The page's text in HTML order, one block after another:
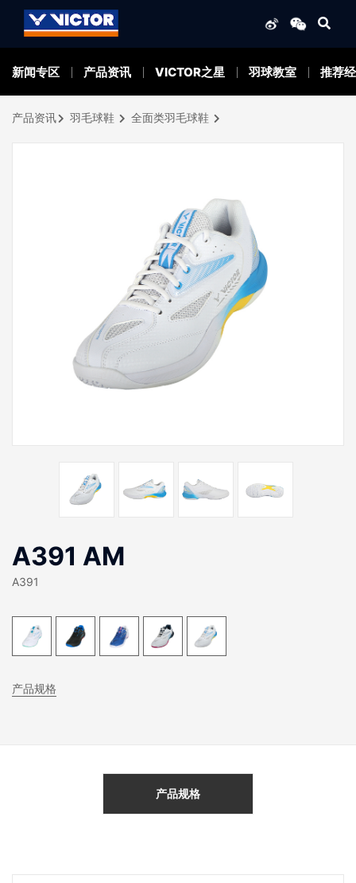
新闻专区 产品资讯 VICTOR之星 羽球教室 推荐
产品资讯 羽毛球鞋 全面类羽毛球鞋
A391 AM
A391
产品规格
产品规格